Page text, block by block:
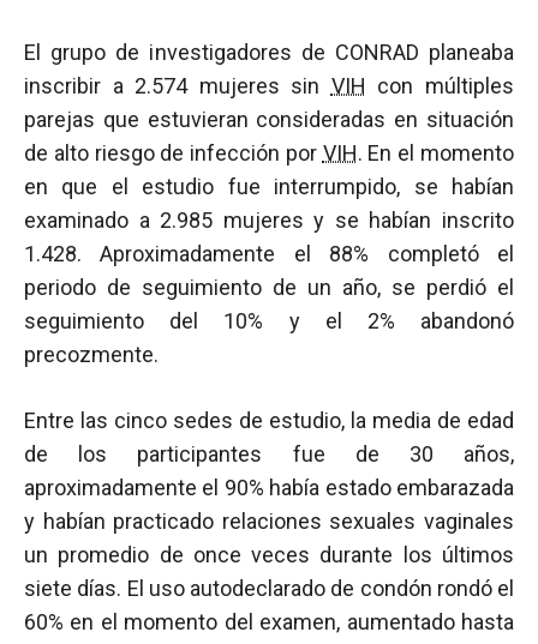
El grupo de investigadores de CONRAD planeaba
inscribir a 2.574 mujeres sin VIH con múltiples
parejas que estuvieran consideradas en situación
de alto riesgo de infección por VIH. En el momento
en que el estudio fue interrumpido, se habían
examinado a 2.985 mujeres y se habían inscrito
1.428. Aproximadamente el 88% completó el
periodo de seguimiento de un año, se perdió el
seguimiento del 10% y el 2% abandonó
precozmente.
Entre las cinco sedes de estudio, la media de edad
de los participantes fue de 30 años,
aproximadamente el 90% había estado embarazada
y habían practicado relaciones sexuales vaginales
un promedio de once veces durante los últimos
siete días. El uso autodeclarado de condón rondó el
60% en el momento del examen, aumentado hasta